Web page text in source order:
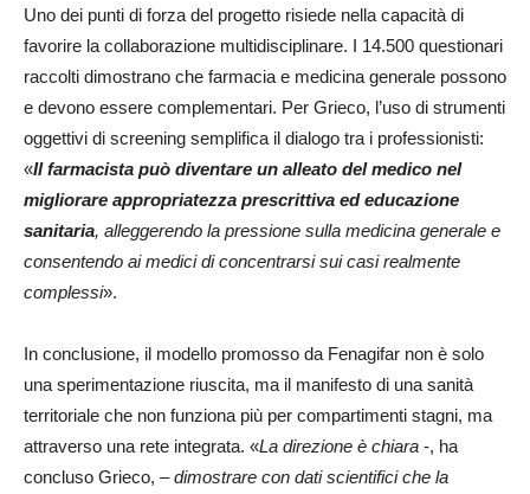
Uno dei punti di forza del progetto risiede nella capacità di
favorire la collaborazione multidisciplinare. I 14.500 questionari
raccolti dimostrano che farmacia e medicina generale possono
e devono essere complementari. Per Grieco, l’uso di strumenti
oggettivi di screening semplifica il dialogo tra i professionisti:
«Il farmacista può diventare un alleato del medico nel
migliorare appropriatezza prescrittiva ed educazione
sanitaria, alleggerendo la pressione sulla medicina generale e
consentendo ai medici di concentrarsi sui casi realmente
complessi».
In conclusione, il modello promosso da Fenagifar non è solo
una sperimentazione riuscita, ma il manifesto di una sanità
territoriale che non funziona più per compartimenti stagni, ma
attraverso una rete integrata. «La direzione è chiara -, ha
concluso Grieco, –dimostrare con dati scientifici che la